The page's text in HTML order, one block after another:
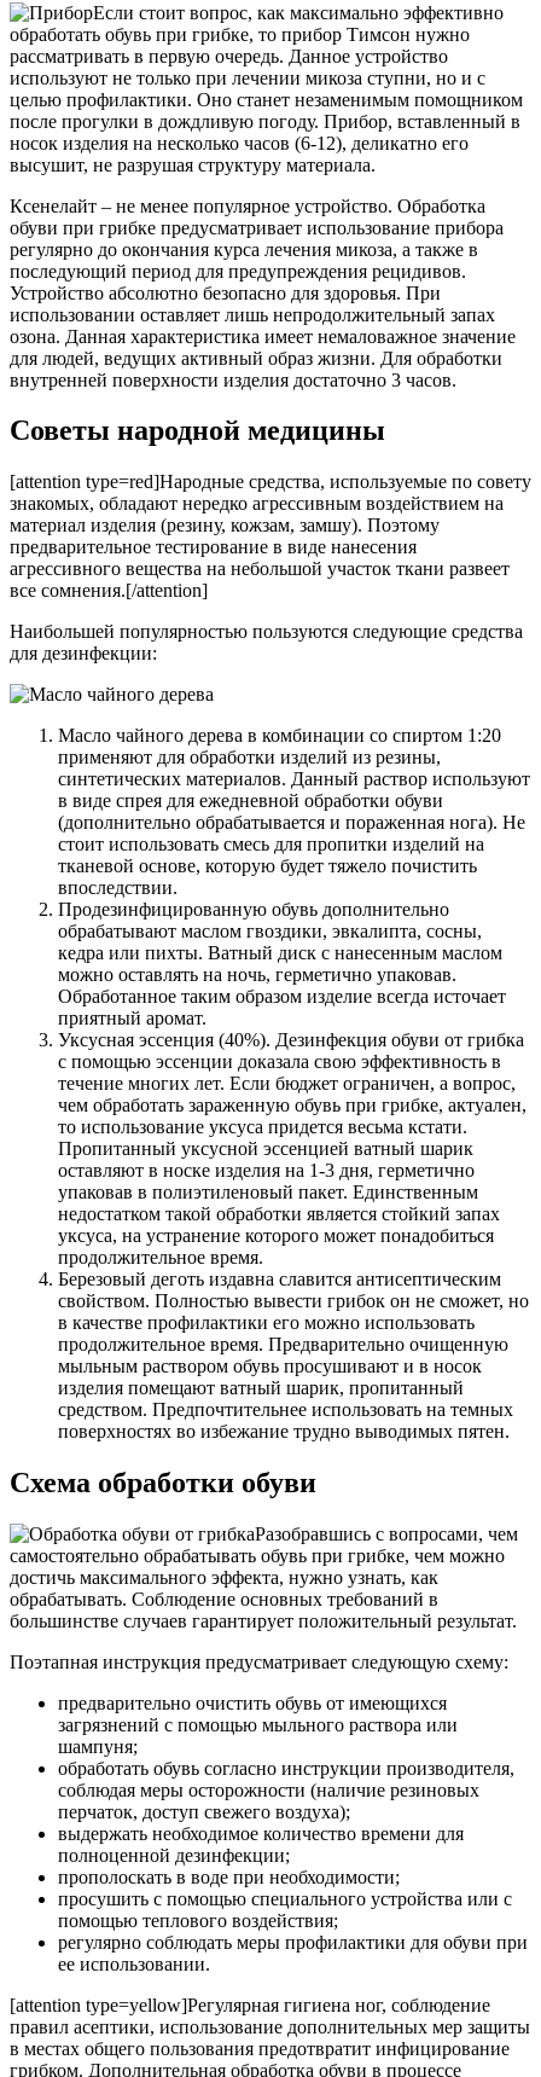
Если стоит вопрос, как максимально эффективно
обработать обувь при грибке, то прибор Тимсон нужно
рассматривать в первую очередь. Данное устройство
используют не только при лечении микоза ступни, но и с
целью профилактики. Оно станет незаменимым помощником
после прогулки в дождливую погоду. Прибор, вставленный в
носок изделия на несколько часов (6-12), деликатно его
высушит, не разрушая структуру материала.
Ксенелайт – не менее популярное устройство. Обработка
обуви при грибке предусматривает использование прибора
регулярно до окончания курса лечения микоза, а также в
последующий период для предупреждения рецидивов.
Устройство абсолютно безопасно для здоровья. При
использовании оставляет лишь непродолжительный запах
озона. Данная характеристика имеет немаловажное значение
для людей, ведущих активный образ жизни. Для обработки
внутренней поверхности изделия достаточно 3 часов.
Советы народной медицины
[attention type=red]Народные средства, используемые по совету
знакомых, обладают нередко агрессивным воздействием на
материал изделия (резину, кожзам, замшу). Поэтому
предварительное тестирование в виде нанесения
агрессивного вещества на небольшой участок ткани развеет
все сомнения.[/attention]
Наибольшей популярностью пользуются следующие средства
для дезинфекции:
Масло чайного дерева в комбинации со спиртом 1:20
применяют для обработки изделий из резины,
синтетических материалов. Данный раствор используют
в виде спрея для ежедневной обработки обуви
(дополнительно обрабатывается и пораженная нога). Не
стоит использовать смесь для пропитки изделий на
тканевой основе, которую будет тяжело почистить
впоследствии.
Продезинфицированную обувь дополнительно
обрабатывают маслом гвоздики, эвкалипта, сосны,
кедра или пихты. Ватный диск с нанесенным маслом
можно оставлять на ночь, герметично упаковав.
Обработанное таким образом изделие всегда источает
приятный аромат.
Уксусная эссенция (40%). Дезинфекция обуви от грибка
с помощью эссенции доказала свою эффективность в
течение многих лет. Если бюджет ограничен, а вопрос,
чем обработать зараженную обувь при грибке, актуален,
то использование уксуса придется весьма кстати.
Пропитанный уксусной эссенцией ватный шарик
оставляют в носке изделия на 1-3 дня, герметично
упаковав в полиэтиленовый пакет. Единственным
недостатком такой обработки является стойкий запах
уксуса, на устранение которого может понадобиться
продолжительное время.
Березовый деготь издавна славится антисептическим
свойством. Полностью вывести грибок он не сможет, но
в качестве профилактики его можно использовать
продолжительное время. Предварительно очищенную
мыльным раствором обувь просушивают и в носок
изделия помещают ватный шарик, пропитанный
средством. Предпочтительнее использовать на темных
поверхностях во избежание трудно выводимых пятен.
Схема обработки обуви
Разобравшись с вопросами, чем
самостоятельно обрабатывать обувь при грибке, чем можно
достичь максимального эффекта, нужно узнать, как
обрабатывать. Соблюдение основных требований в
большинстве случаев гарантирует положительный результат.
Поэтапная инструкция предусматривает следующую схему:
предварительно очистить обувь от имеющихся
загрязнений с помощью мыльного раствора или
шампуня;
обработать обувь согласно инструкции производителя,
соблюдая меры осторожности (наличие резиновых
перчаток, доступ свежего воздуха);
выдержать необходимое количество времени для
полноценной дезинфекции;
прополоскать в воде при необходимости;
просушить с помощью специального устройства или с
помощью теплового воздействия;
регулярно соблюдать меры профилактики для обуви при
ее использовании.
[attention type=yellow]Регулярная гигиена ног, соблюдение
правил асептики, использование дополнительных мер защиты
в местах общего пользования предотвратит инфицирование
грибком. Дополнительная обработка обуви в процессе